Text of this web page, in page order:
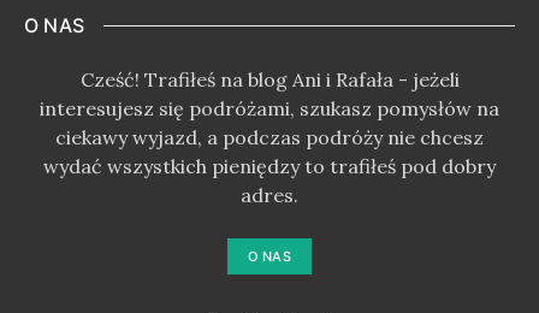
O NAS
Cześć! Trafiłeś na blog Ani i Rafała - jeżeli
interesujesz się podróżami, szukasz pomysłów na
ciekawy wyjazd, a podczas podróży nie chcesz
wydać wszystkich pieniędzy to trafiłeś pod dobry
adres.
O NAS